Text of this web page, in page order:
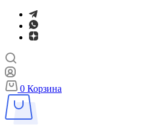
0 Корзина